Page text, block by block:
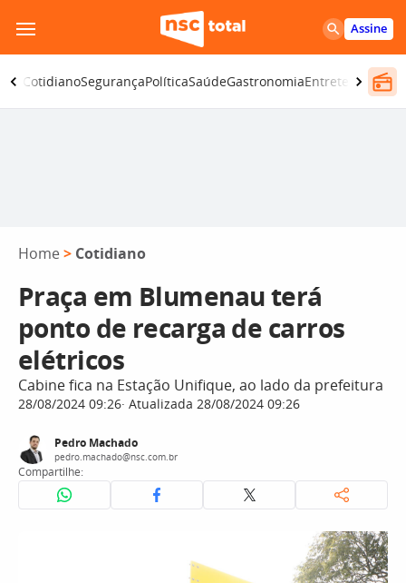
para
o
conteúdo
Assine
CotidianoSegurançaPolíticaSaúdeGastronomiaEntretenimento
Home > Cotidiano
Praça em Blumenau terá
ponto de recarga de carros
elétricos
Cabine fica na Estação Unifique, ao lado da prefeitura
28/08/2024 09:26 Atualizada 28/08/2024 09:26
Pedro Machado
pedro.machado@nsc.com.br
Compartilhe: